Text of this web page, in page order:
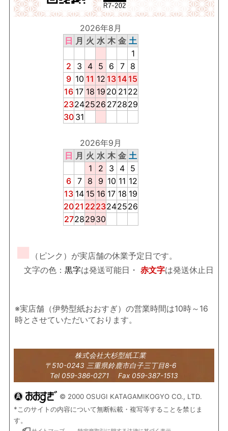
2026年8月
日 月 火 水 木 金 土
1
2
3 4 5 6 7
8
9 10 11 12 13 14 15
16 17 18 19 20 21 22
23242526 272829
30 31
2026年9月
日 月 火 水 木 金 土
1
2 3 4 5
6 7 8 9 10 11 12
13 14 15 16 17 18 19
2021 2223242526
27282930
■
（ピンク）が実店舗の休業予定日です。
文字の色： 黒字は発送可能日・ 赤文字は発送休止日
※実店舗（伊勢型紙おおすぎ）の営業時間は10時～16
時とさせていただいております。
株式会社大杉型紙工業
〒510-0243 三重県鈴鹿市白子三丁目8-6
Tel 059-386-0271 Fax 059-387-1513
© 2000 OSUGI KATAGAMIKOGYO CO., LTD.
*このサイトの内容について無断転載・複写等することを禁じま
す。